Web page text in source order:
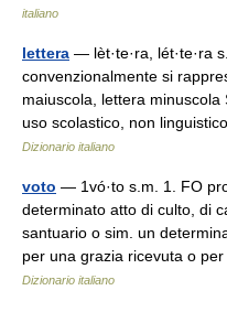
italiano
lettera — lèt·te·ra, lét·te·ra
convenzionalmente si
maiuscola, lettera
uso scolastico, non
Dizionario italiano
voto — 1vó·to s.m. 1. FO
determinato atto di culto, di
santuario o sim. un
per una grazia ricevuta o
Dizionario italiano